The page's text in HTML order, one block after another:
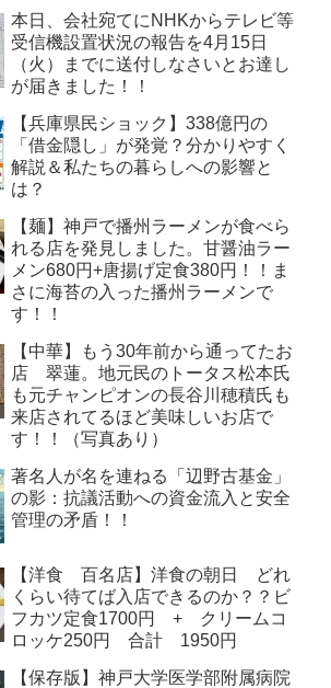
本日、会社宛てにNHKからテレビ等
受信機設置状況の報告を4月15日
（火）までに送付しなさいとお達し
が届きました！！
【兵庫県民ショック】338億円の
「借金隠し」が発覚？分かりやすく
解説＆私たちの暮らしへの影響と
は？
【麺】神戸で播州ラーメンが食べら
れる店を発見しました。甘醤油ラー
メン680円+唐揚げ定食380円！！ま
さに海苔の入った播州ラーメンで
す！！
【中華】もう30年前から通ってたお
店 翠蓮。地元民のトータス松本氏
も元チャンピオンの長谷川穂積氏も
来店されてるほど美味しいお店で
す！！（写真あり）
著名人が名を連ねる「辺野古基金」
の影：抗議活動への資金流入と安全
管理の矛盾！！
【洋食 百名店】洋食の朝日 どれ
くらい待てば入店できるのか？？ビ
フカツ定食1700円 + クリームコ
ロッケ250円 合計 1950円
【保存版】神戸大学医学部附属病院